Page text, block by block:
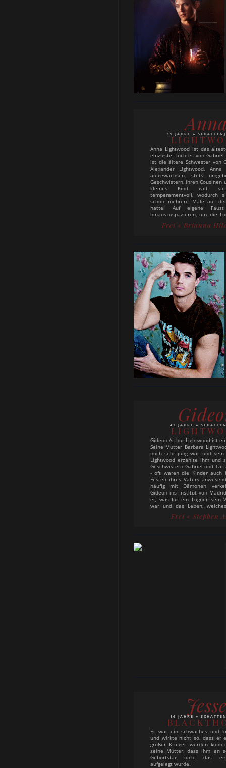
19 JAHRE »
Anna Lightwood ist das
einzigste Tochter von Gabriel
ist die ältere Schwester von
Alexander Lightwood.
aufgewachsen, stets
Geschwistern, ihren Cousinen
kleines Kind galt
temperamentvoll, wodurch
schon mehrere Male auf
hatte. Auf eigene
hinauszuspazieren, um die
zu erkunden, wurde jedoch
Jessamine daran
Frei « Brianna
43 JAHRE »
Gideon Arthur Lightwood ist
Seine Mutter Barbara
noch sehr jung war und sein
Lightwood erzählte ihm und
Geschwistern Gabriel und
- oft waren die Kinder auch
Festen ihres Vaters
häufig mit Dämonen
Gideon ins Institut von
er, was für ein Lügner sein
war und das Leben,
längst gegen die Regeln
verstieß. Wenige Monate
Frei « Stephen
16 JAHRE »
Er war ein schwaches und
und wirkte nicht so, dass er
großer Krieger werden
seine Mutter, dass ihm an
Geburtstag nicht das
aufgelegt wurde.